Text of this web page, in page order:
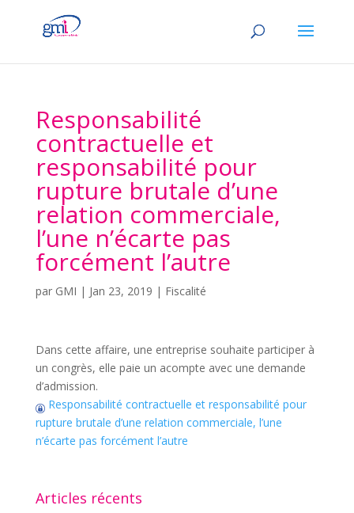
Responsabilité
contractuelle et
responsabilité pour
rupture brutale d’une
relation commerciale,
l’une n’écarte pas
forcément l’autre
par GMI | Jan 23, 2019 | Fiscalité
Dans cette affaire, une entreprise souhaite participer à
un congrès, elle paie un acompte avec une demande
d’admission.
Responsabilité contractuelle et responsabilité pour
rupture brutale d’une relation commerciale, l’une
n’écarte pas forcément l’autre
Articles récents